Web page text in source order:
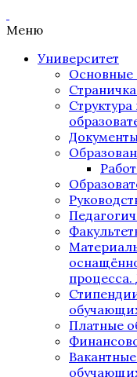
Меню
Университет
Основные
процесса.
Платные